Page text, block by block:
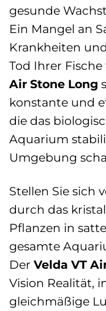
gesunde
Ein Mangel an
Krankheiten
Tod Ihrer
Air Stone Long
konstante und
die das
Aquarium
Umgebung
Stellen Sie sich
durch das
Pflanzen in
gesamte
Der Velda VT
Vision Realität,
gleichmäßige